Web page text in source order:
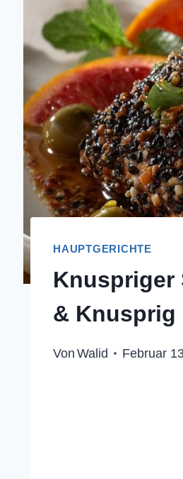
HAUPTGERICHTE
Knuspriger
& Knusprig
Von Walid Februar